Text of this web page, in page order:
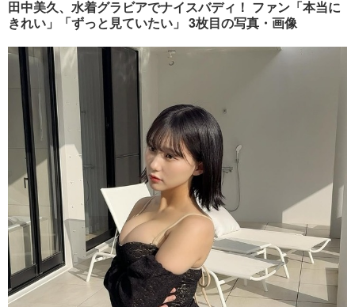
音楽 スポーツ
ショッピング
ペット ショッピング
その他
プッシュ通知の停止方法
田中美久、水着グラビアでナイスバディ！ ファン「本当に
きれい」「ずっと見ていたい」 3枚目の写真・画像